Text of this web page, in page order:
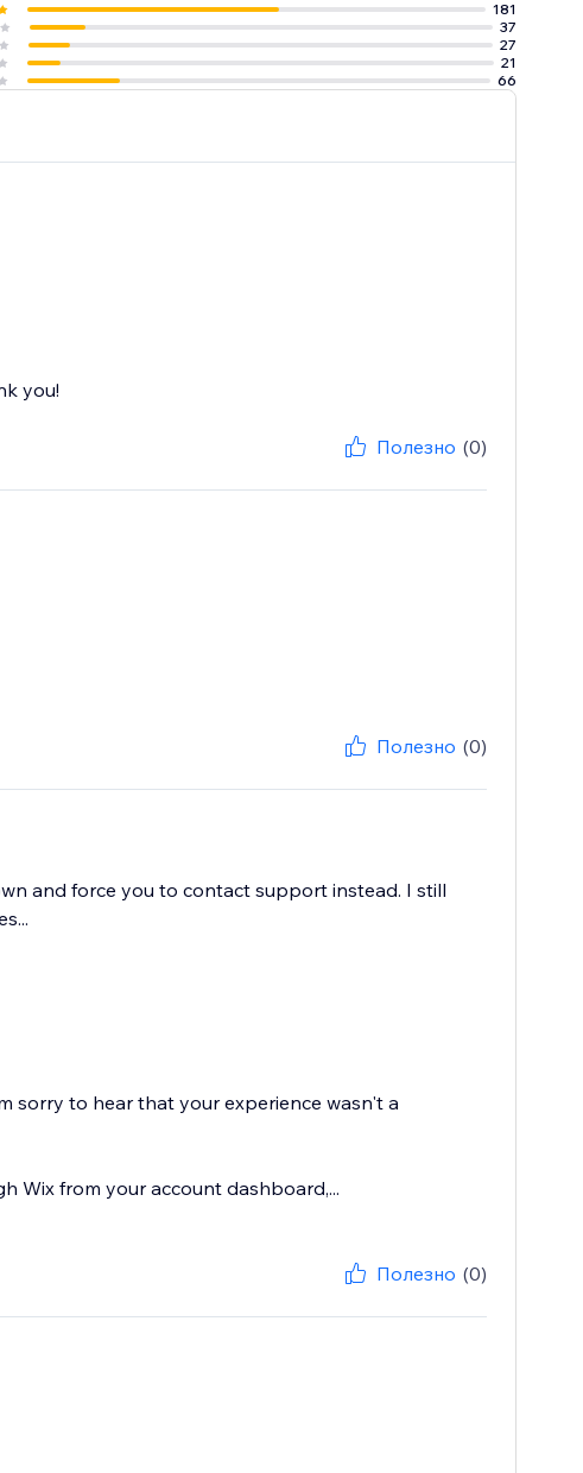
181
37
27
21
66
you!
Полезно (0)
Полезно (0)
and force you to contact support instead. I still
sorry to hear that your experience wasn't a
Wix from your account dashboard,...
Полезно (0)